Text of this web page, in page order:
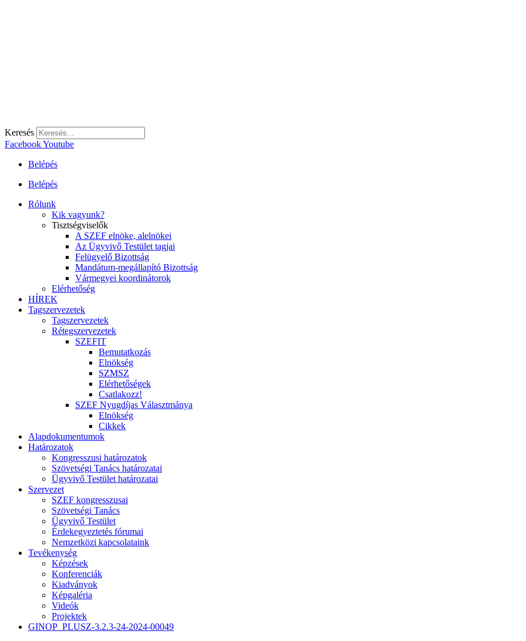
Keresés
FacebookYoutube
Belépés
Belépés
Rólunk
Kik vagyunk?
Tisztségviselők
A SZEF elnöke, alelnökei
Az Ügyvivő Testület tagjai
Felügyelő Bizottság
Mandátum-megállapító Bizottság
Vármegyei koordinátorok
Elérhetőség
HÍREK
Tagszervezetek
Tagszervezetek
Rétegszervezetek
SZEFIT
Bemutatkozás
Elnökség
SZMSZ
Elérhetőségek
Csatlakozz!
SZEF Nyugdíjas Választmánya
Elnökség
Cikkek
Alapdokumentumok
Határozatok
Kongresszusi határozatok
Szövetségi Tanács határozatai
Ügyvivő Testület határozatai
Szervezet
SZEF kongresszusai
Szövetségi Tanács
Ügyvivő Testület
Érdekegyeztetés fórumai
Nemzetközi kapcsolataink
Tevékenység
Képzések
Konferenciák
Kiadványok
Képgaléria
Videók
Projektek
GINOP_PLUSZ-3.2.3-24-2024-00049